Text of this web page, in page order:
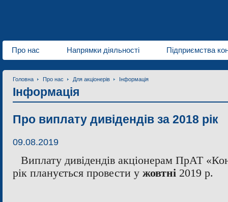
Про нас Напрямки діяльності Підприємства
Головна Про нас Для акціонерів Інформація
Інформація
Про виплату дивідендів за 2018 рік
09.08.2019
Виплату дивідендів акціонерам ПрАТ
рік планується провести у жовтні 2019 р.